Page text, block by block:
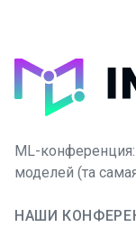
ML-конференция:
моделей (та
НАШИ